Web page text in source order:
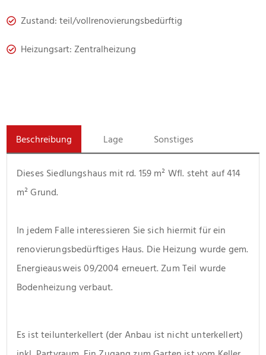
Zustand: teil/vollrenovierungsbedürftig
Heizungsart: Zentralheizung
Beschreibung Lage Sonstiges
Dieses Siedlungshaus mit rd. 159 m² Wfl. steht auf 414
m² Grund.
In jedem Falle interessieren Sie sich hiermit für ein
renovierungsbedürftiges Haus. Die Heizung wurde gem.
Energieausweis 09/2004 erneuert. Zum Teil wurde
Bodenheizung verbaut.
Es ist teilunterkellert (der Anbau ist nicht unterkellert)